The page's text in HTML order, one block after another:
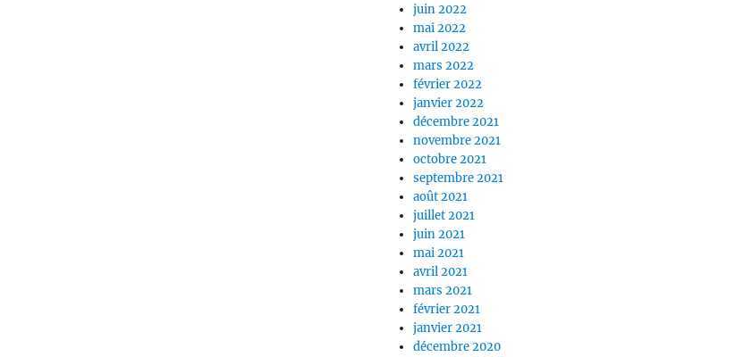
juin 2022
mai 2022
avril 2022
mars 2022
février 2022
janvier 2022
décembre 2021
novembre 2021
octobre 2021
septembre 2021
août 2021
juillet 2021
juin 2021
mai 2021
avril 2021
mars 2021
février 2021
janvier 2021
décembre 2020